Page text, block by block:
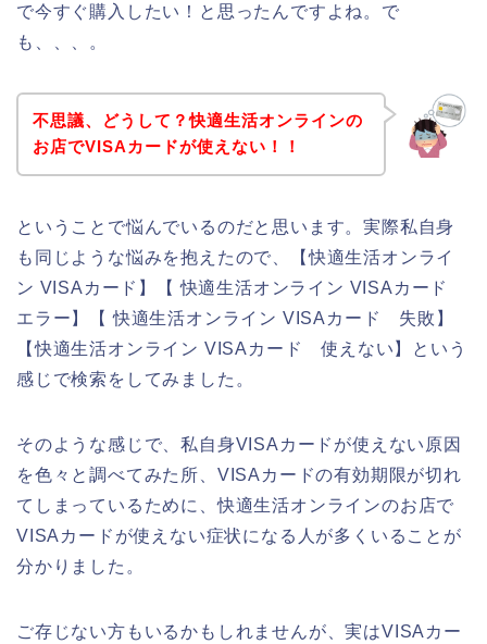
で今すぐ購入したい！と思ったんですよね。で
も、、、。
不思議、どうして？快適生活オンラインの
お店でVISAカードが使えない！！
ということで悩んでいるのだと思います。実際私自身
も同じような悩みを抱えたので、【快適生活オンライ
ン VISAカード】【 快適生活オンライン VISAカード
エラー】【 快適生活オンライン VISAカード 失敗】
【快適生活オンライン VISAカード 使えない】という
感じで検索をしてみました。
そのような感じで、私自身VISAカードが使えない原因
を色々と調べてみた所、VISAカードの有効期限が切れ
てしまっているために、快適生活オンラインのお店で
VISAカードが使えない症状になる人が多くいることが
分かりました。
ご存じない方もいるかもしれませんが、実はVISAカー